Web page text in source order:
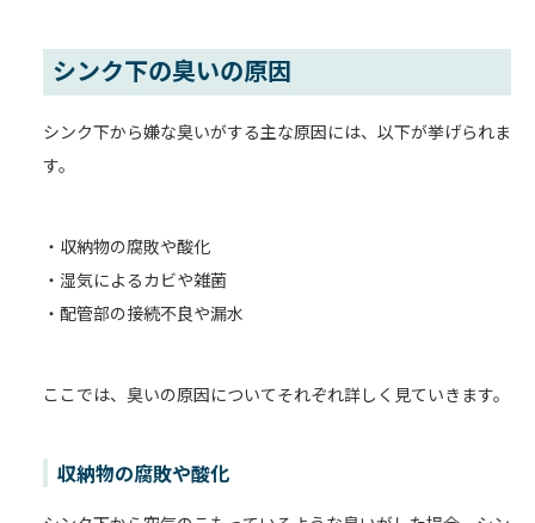
シンク下の臭いの原因
シンク下から嫌な臭いがする主な原因には、以下が挙げられま
す。
・収納物の腐敗や酸化
・湿気によるカビや雑菌
・配管部の接続不良や漏水
ここでは、臭いの原因についてそれぞれ詳しく見ていきます。
収納物の腐敗や酸化